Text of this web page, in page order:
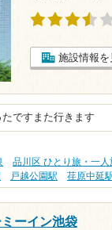
施設情報を
ですまた行きます
品川区 ひとり旅・一人
戸越公園駅 荏原中延
ーイン池袋